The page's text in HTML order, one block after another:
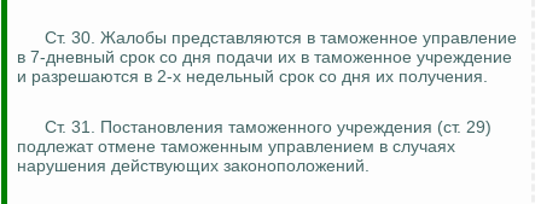
Ст. 30. Жалобы представляются в таможенное управление
в 7-дневный срок со дня подачи их в таможенное учреждение
и разрешаются в 2-х недельный срок со дня их получения.
Ст. 31. Постановления таможенного учреждения (ст. 29)
подлежат отмене таможенным управлением в случаях
нарушения действующих законоположений.